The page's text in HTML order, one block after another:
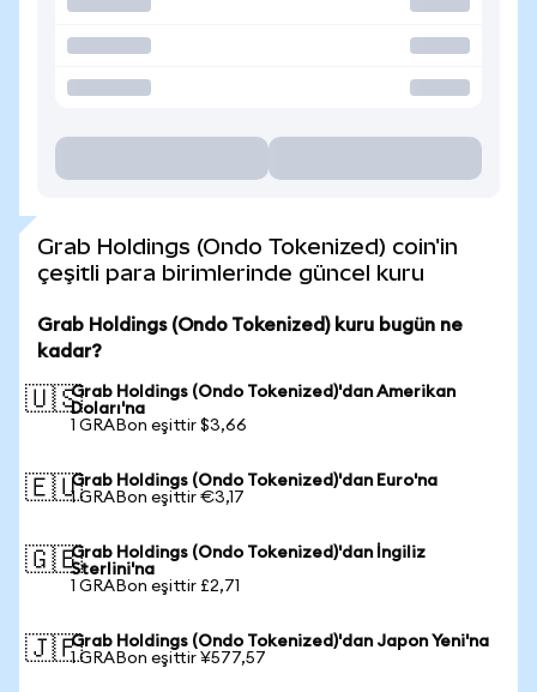
Grab Holdings (Ondo Tokenized) coin'in
çeşitli para birimlerinde güncel kuru
Grab Holdings (Ondo Tokenized) kuru bugün ne
kadar?
🇺🇸Grab Holdings (Ondo Tokenized)'dan Amerikan
Doları'na
1 GRABon eşittir $3,66
🇪🇺Grab Holdings (Ondo Tokenized)'dan Euro'na
1 GRABon eşittir €3,17
🇬🇧Grab Holdings (Ondo Tokenized)'dan İngiliz
Sterlini'na
1 GRABon eşittir £2,71
🇯🇵Grab Holdings (Ondo Tokenized)'dan Japon Yeni'na
1 GRABon eşittir ¥577,57